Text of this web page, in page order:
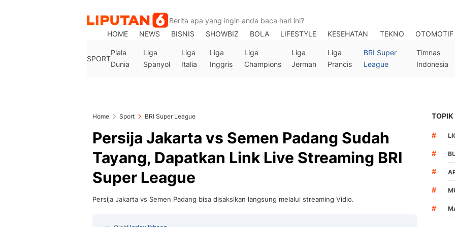
HOME
NEWS BISNIS SHOWBIZ BOLA LIFESTYLE KESEHATAN TEKNO OTOMOTIF
SPORT
Piala
Dunia
Liga
Spanyol
Liga
Italia
Liga
Inggris
Liga
Champions
Liga
Jerman
Liga
Prancis
BRI Super
League
Timnas
Indonesia
Home Sport BRI Super League
Persija Jakarta vs Semen Padang Sudah
Tayang, Dapatkan Link Live Streaming BRI
Super League
Persija Jakarta vs Semen Padang bisa disaksikan langsung melalui streaming Vidio.
TOPIK
#
#
#
#
#